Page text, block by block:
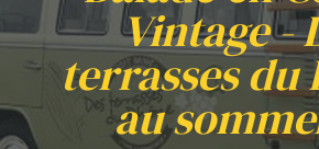
Vintage -
terrasses du
au